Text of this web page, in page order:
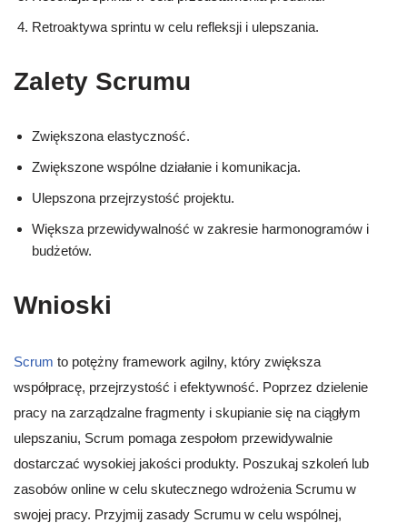
Retroaktywa sprintu w celu refleksji i ulepszania.
Zalety Scrumu
Zwiększona elastyczność.
Zwiększone wspólne działanie i komunikacja.
Ulepszona przejrzystość projektu.
Większa przewidywalność w zakresie harmonogramów i
budżetów.
Wnioski
Scrum to potężny framework agilny, który zwiększa
współpracę, przejrzystość i efektywność. Poprzez dzielenie
pracy na zarządzalne fragmenty i skupianie się na ciągłym
ulepszaniu, Scrum pomaga zespołom przewidywalnie
dostarczać wysokiej jakości produkty. Poszukaj szkoleń lub
zasobów online w celu skutecznego wdrożenia Scrumu w
swojej pracy. Przyjmij zasady Scrumu w celu wspólnej,